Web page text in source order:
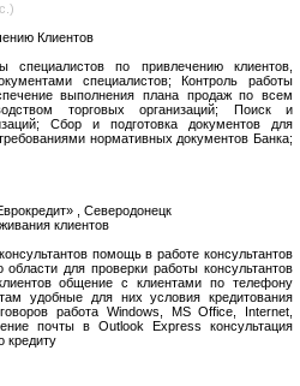
Клиентов
по привлечению клиентов,
специалистов; Контроль работы
выполнения плана продаж по всем
торговых организаций; Поиск и
Сбор и подготовка документов для
нормативных документов Банка;
, Северодонецк
клиентов
помощь в работе консультантов
для проверки работы консультантов
общение с клиентами по телефону
удобные для них условия кредитования
работа Windows, MS Office, Internet,
почты в Outlook Express консультация
кредиту